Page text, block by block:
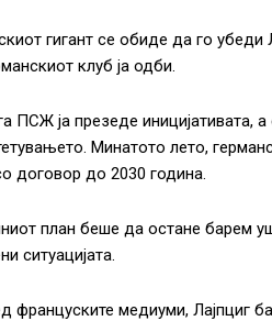
гигант се обиде да го
клуб ја одби.
ПСЖ ја презеде иницијативата,
Минатото лето,
договор до 2030 година.
план беше да остане барем
ситуацијата.
француските медиуми, Лајпциг